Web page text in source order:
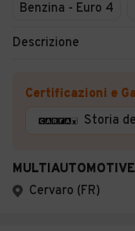
Benzina - Euro 4
Descrizione
Certificazioni e
Storia
Cervaro (FR)